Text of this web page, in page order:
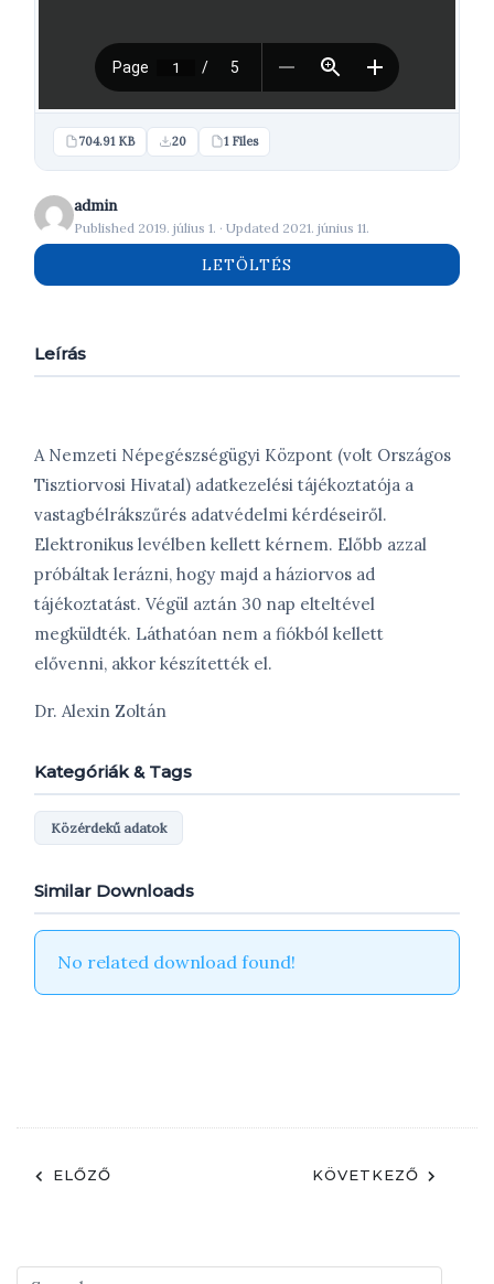
704.91 KB 20 1 Files
admin
Published 2019. július 1. · Updated 2021. június 11.
LETÖLTÉS
Leírás
A Nemzeti Népegészségügyi Központ (volt Országos
Tisztiorvosi Hivatal) adatkezelési tájékoztatója a
vastagbélrákszűrés adatvédelmi kérdéseiről.
Elektronikus levélben kellett kérnem. Előbb azzal
próbáltak lerázni, hogy majd a háziorvos ad
tájékoztatást. Végül aztán 30 nap elteltével
megküldték. Láthatóan nem a fiókból kellett
elővenni, akkor készítették el.
Dr. Alexin Zoltán
Kategóriák & Tags
Közérdekű adatok
Similar Downloads
No related download found!
ELŐZŐ KÖVETKEZŐ